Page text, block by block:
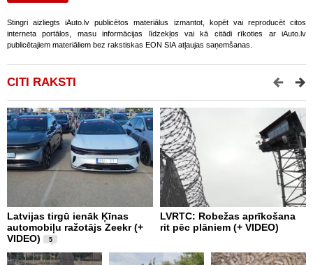
Stingri aizliegts iAuto.lv publicētos materiālus izmantot, kopēt vai reproducēt citos
interneta portālos, masu informācijas līdzekļos vai kā citādi rīkoties ar iAuto.lv
publicētajiem materiāliem bez rakstiskas EON SIA atļaujas saņemšanas.
CITI RAKSTI
Latvijas tirgū ienāk Ķīnas
automobiļu ražotājs Zeekr (+
VIDEO)
5
LVRTC: Robežas aprīkošana
rit pēc plāniem (+ VIDEO)